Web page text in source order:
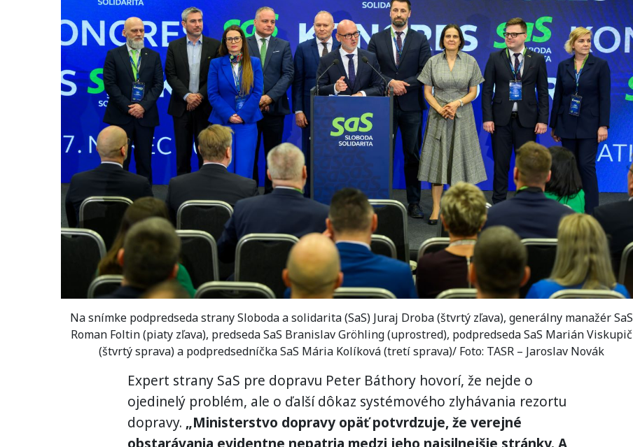
Na snímke podpredseda strany Sloboda a solidarita (SaS) Juraj Droba (štvrtý zľava), generálny manažér SaS
Roman Foltin (piaty zľava), predseda SaS Branislav Gröhling (uprostred), podpredseda SaS Marián Viskupič
(štvrtý sprava) a podpredsedníčka SaS Mária Kolíková (tretí sprava)/ Foto: TASR – Jaroslav Novák
Expert strany SaS pre dopravu Peter Báthory hovorí, že nejde o
ojedinelý problém, ale o ďalší dôkaz systémového zlyhávania rezortu
dopravy. „Ministerstvo dopravy opäť potvrdzuje, že verejné